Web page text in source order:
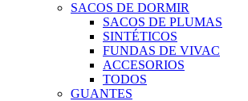
SACOS DE DORMIR
SACOS DE PLUMAS
SINTÉTICOS
FUNDAS DE VIVAC
ACCESORIOS
TODOS
GUANTES